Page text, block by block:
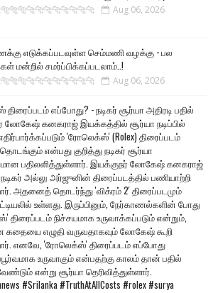
Aug 06, 2026
எடுக்கப்படவுள்ள செம்மணி வழக்கு - பல
மன்றில் சமர்ப்பிக்கப்படலாம்..!
Aug 06, 2026
எப்போது? - நடிகர் சூர்யா அதிரடி பதில்
லோகேஷ் கனகராஜ் இயக்கத்தில் சூர்யா நடிப்பில்
'ரோலெக்ஸ்' (Rolex) திரைப்படம்
என்பது குறித்து நடிகர் சூர்யா
பதிலளித்துள்ளார். இயக்குநர் லோகேஷ் கனகராஜ்
அல்லு அர்ஜுனின் திரைப்படத்தில் பணியாற்றி
அதனைத் தொடர்ந்து 'விக்ரம் 2' திரைப்படமும்
உள்ளது. இருப்பினும், நேர்காணல்களின் போது
நிச்சயமாக உருவாக்கப்படும் என்றும்,
எழுதி வருவதாகவும் லோகேஷ் கூறி
எனவே, 'ரோலெக்ஸ்' திரைப்படம் எப்போது
உருவாகும் என்பதற்கு காலம் தான் பதில்
என்று சூர்யா தெரிவித்துள்ளார்.
#Srilanka #TruthAtAllCosts #rolex #surya